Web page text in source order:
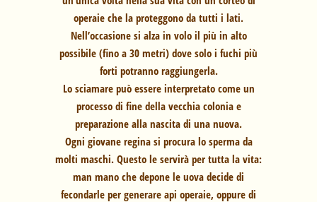
operaie che la proteggono da tutti i lati.
Nell’occasione si alza in volo il più in alto
possibile (fino a 30 metri) dove solo i fuchi più
forti potranno raggiungerla.
Lo sciamare può essere interpretato come un
processo di fine della vecchia colonia e
preparazione alla nascita di una nuova.
Ogni giovane regina si procura lo sperma da
molti maschi. Questo le servirà per tutta la vita:
man mano che depone le uova decide di
fecondarle per generare api operaie, oppure di